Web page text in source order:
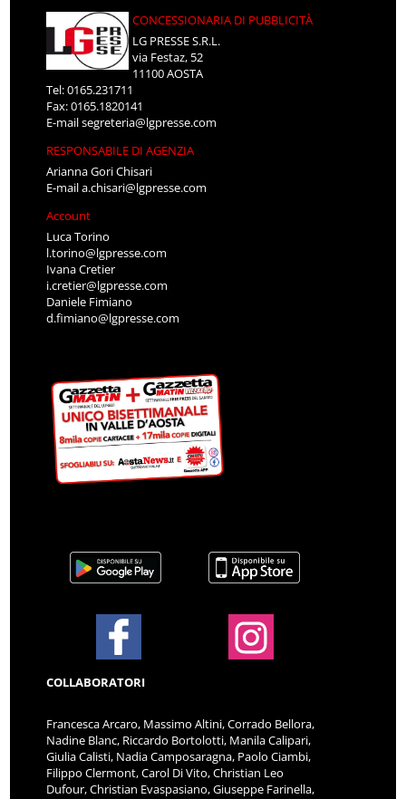
CONCESSIONARIA DI PUBBLICITÀ
LG PRESSE S.R.L.
via Festaz, 52
11100 AOSTA
Tel: 0165.231711
Fax: 0165.1820141
E-mailsegreteria@lgpresse.com
RESPONSABILE DI AGENZIA
Arianna Gori Chisari
E-maila.chisari@lgpresse.com
Account
Luca Torino
l.torino@lgpresse.com
Ivana Cretier
i.cretier@lgpresse.com
Daniele Fimiano
d.fimiano@lgpresse.com
COLLABORATORI
Francesca Arcaro, Massimo Altini, Corrado Bellora,
Nadine Blanc, Riccardo Bortolotti, Manila Calipari,
Giulia Calisti, Nadia Camposaragna, Paolo Ciambi,
Filippo Clermont, Carol Di Vito, Christian Leo
Dufour, Christian Evaspasiano, Giuseppe Farinella,